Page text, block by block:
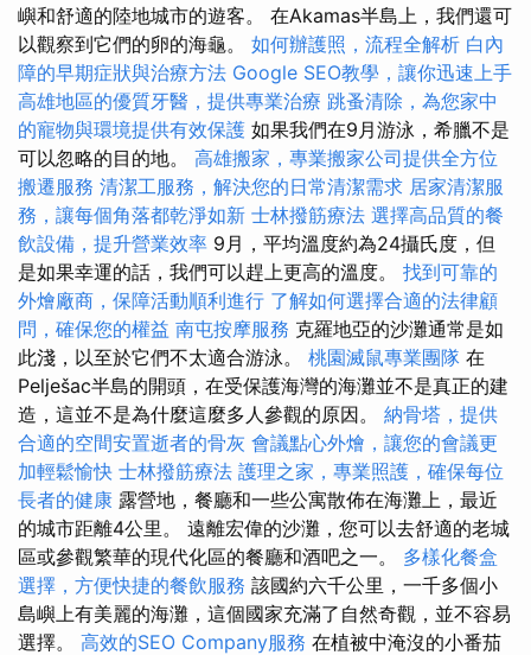
嶼和舒適的陸地城市的遊客。 在Akamas半島上，我們還可
以觀察到它們的卵的海龜。 如何辦護照，流程全解析 白內
障的早期症狀與治療方法 Google SEO教學，讓你迅速上手
高雄地區的優質牙醫，提供專業治療 跳蚤清除，為您家中
的寵物與環境提供有效保護 如果我們在9月游泳，希臘不是
可以忽略的目的地。 高雄搬家，專業搬家公司提供全方位
搬遷服務 清潔工服務，解決您的日常清潔需求 居家清潔服
務，讓每個角落都乾淨如新 士林撥筋療法 選擇高品質的餐
飲設備，提升營業效率 9月，平均溫度約為24攝氏度，但
是如果幸運的話，我們可以趕上更高的溫度。 找到可靠的
外燴廠商，保障活動順利進行 了解如何選擇合適的法律顧
問，確保您的權益 南屯按摩服務 克羅地亞的沙灘通常是如
此淺，以至於它們不太適合游泳。 桃園滅鼠專業團隊 在
Pelješac半島的開頭，在受保護海灣的海灘並不是真正的建
造，這並不是為什麼這麼多人參觀的原因。 納骨塔，提供
合適的空間安置逝者的骨灰 會議點心外燴，讓您的會議更
加輕鬆愉快 士林撥筋療法 護理之家，專業照護，確保每位
長者的健康 露營地，餐廳和一些公寓散佈在海灘上，最近
的城市距離4公里。 遠離宏偉的沙灘，您可以去舒適的老城
區或參觀繁華的現代化區的餐廳和酒吧之一。 多樣化餐盒
選擇，方便快捷的餐飲服務 該國約六千公里，一千多個小
島嶼上有美麗的海灘，這個國家充滿了自然奇觀，並不容易
選擇。 高效的SEO Company服務 在植被中淹沒的小番茄